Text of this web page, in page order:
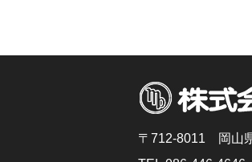
〒712-8011 岡山